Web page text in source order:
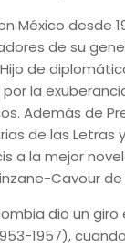
México
de su
de
la
Además de
de las Letras
a la mejor
Cavour de
dio un
1957),